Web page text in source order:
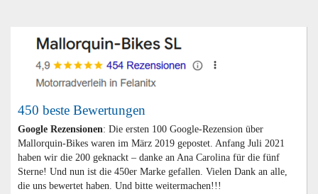
450 beste Bewertungen
Google Rezensionen: Die ersten 100 Google-Rezension über
Mallorquin-Bikes waren im März 2019 gepostet. Anfang Juli 2021
haben wir die 200 geknackt – danke an Ana Carolina für die fünf
Sterne! Und nun ist die 450er Marke gefallen. Vielen Dank an alle,
die uns bewertet haben. Und bitte weitermachen!!!